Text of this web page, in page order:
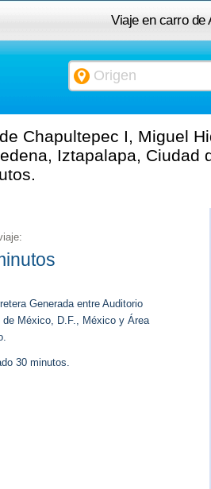
Viaje en carro de
Miguel Hidalgo,
Chapultepec I, Miguel
Iztapalapa, Ciudad
Generada entre Auditorio
de México, D.F., México y Área
30 minutos.